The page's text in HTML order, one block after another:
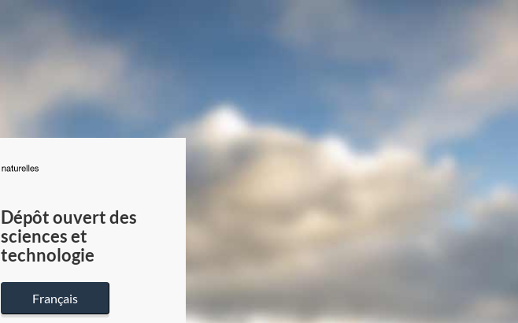
du
Canada
Dépôt ouvert des
sciences et
technologie
Français